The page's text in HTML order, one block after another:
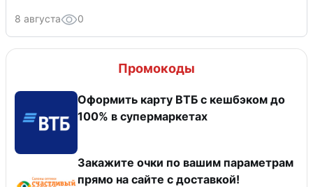
8 августа 0
Промокоды
Оформить карту ВТБ с кешбэком до
100% в супермаркетах
Закажите очки по вашим параметрам
прямо на сайте с доставкой!